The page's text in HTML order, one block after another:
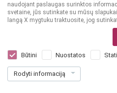
naudojant paslaugas surinktos
svetaine, jūs sutinkate su mūsų
langą X mygtuku traktuosite, jog
Būtini Nuostatos
Rodyti informaciją
Weinwelt Gluhwein
Merlol 1 L
9 €
9.99 € / L